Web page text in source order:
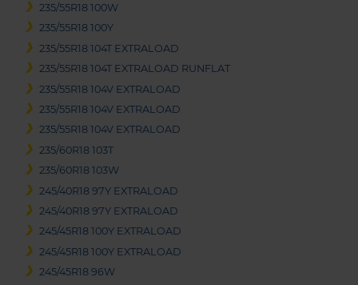
235/55R18 100W
235/55R18 100Y
235/55R18 104T EXTRALOAD
235/55R18 104T EXTRALOAD RUNFLAT
235/55R18 104V EXTRALOAD
235/55R18 104V EXTRALOAD
235/55R18 104V EXTRALOAD
235/60R18 103T
235/60R18 103W
245/40R18 97Y EXTRALOAD
245/40R18 97Y EXTRALOAD
245/45R18 100Y EXTRALOAD
245/45R18 100Y EXTRALOAD
245/45R18 96W